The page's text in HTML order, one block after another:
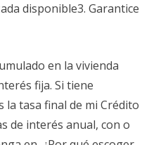
disponible3. Garantice
en la vivienda
fija. Si tiene
la tasa final de mi Crédito
de interés anual, con o